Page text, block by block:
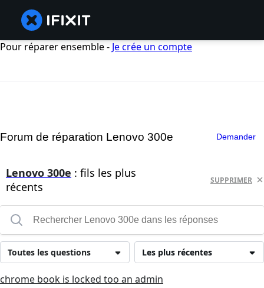
Pour réparer ensemble - Je crée un compte
Forum de réparation Lenovo 300e Demander
Lenovo 300e : fils les plus
récents
SUPPRIMER
Les plus récentes
Toutes les questions
chrome book is locked too an admin